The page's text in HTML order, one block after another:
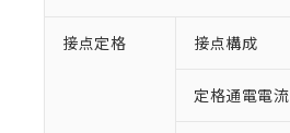
接点定格 接点構成
定格通電電流